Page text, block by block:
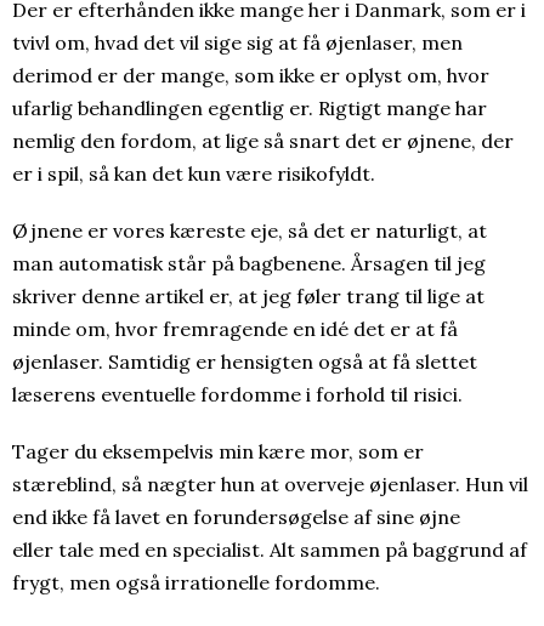
Der er efterhånden ikke mange her i Danmark, som er i
tvivl om, hvad det vil sige sig at få øjenlaser, men
derimod er der mange, som ikke er oplyst om, hvor
ufarlig behandlingen egentlig er. Rigtigt mange har
nemlig den fordom, at lige så snart det er øjnene, der
er i spil, så kan det kun være risikofyldt.
Øjnene er vores kæreste eje, så det er naturligt, at
man automatisk står på bagbenene. Årsagen til jeg
skriver denne artikel er, at jeg føler trang til lige at
minde om, hvor fremragende en idé det er at få
øjenlaser. Samtidig er hensigten også at få slettet
læserens eventuelle fordomme i forhold til risici.
Tager du eksempelvis min kære mor, som er
stæreblind, så nægter hun at overveje øjenlaser. Hun vil
end ikke få lavet en forundersøgelse af sine øjne
eller tale med en specialist. Alt sammen på baggrund af
frygt, men også irrationelle fordomme.